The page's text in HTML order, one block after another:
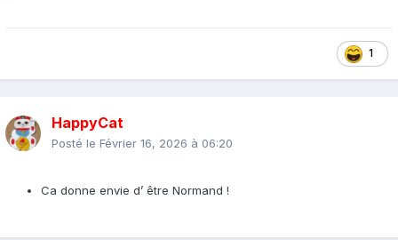
1
HappyCat
Posté le Février 16, 2026 à 06:20
Ca donne envie d’ être Normand !